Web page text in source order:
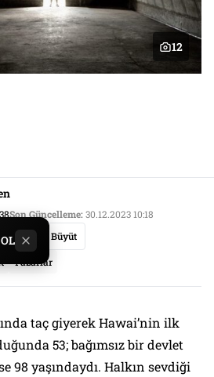
12
Son Güncelleme:30.12.2023 10:18
Yazıyı Büyüt
Yazarlar
taç giyerek Hawai’nin ilk
53; bağımsız bir devlet
98 yaşındaydı. Halkın sevdiği